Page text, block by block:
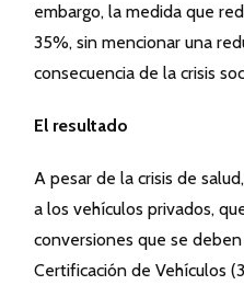
embargo, la medida que
35%, sin mencionar una
consecuencia de la crisis
El resultado
A pesar de la crisis de
a los vehículos privados,
conversiones que se
Certificación de Vehículos